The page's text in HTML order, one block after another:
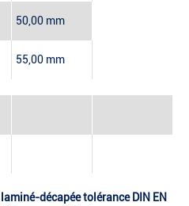
50,00 mm
55,00 mm
décapée tolérance DIN EN